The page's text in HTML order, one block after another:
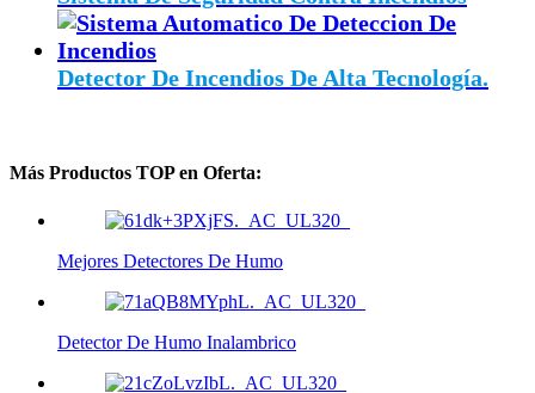
Detector De Incendios De Alta Tecnología.
Más Productos TOP en Oferta:
Mejores Detectores De Humo
Detector De Humo Inalambrico